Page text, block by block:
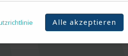
Alle akzeptieren